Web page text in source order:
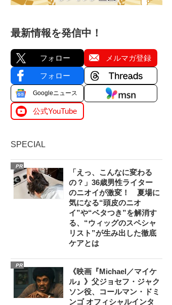
最新情報を発信中！
フォロー メルマガ登録
フォロー
Googleニュース
公式YouTube
SPECIAL
PR
「えっ、こんなに変わる
の？」36歳男性ライター
のニオイが激変！ 夏場に
気になる“頭皮のニオ
イ”や“ベタつき”を解消す
る、“ウィッグのスペシャ
リスト”が生み出した徹底
ケアとは
PR
《映画『Michael／マイケ
ル』》父ジョセフ・ジャク
ソン役、コールマン・ドミ
ンゴ オフィシャルインタ